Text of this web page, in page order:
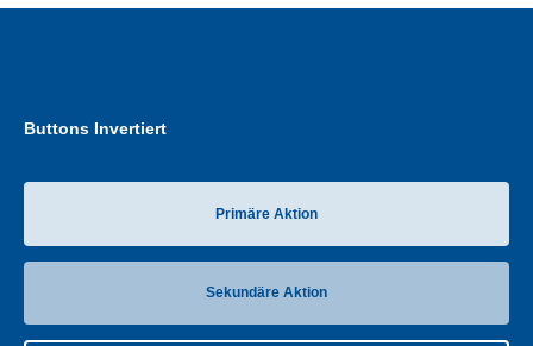
Buttons Invertiert
Primäre Aktion
Sekundäre Aktion